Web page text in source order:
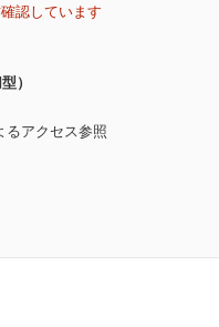
認しています
）
アクセス参照